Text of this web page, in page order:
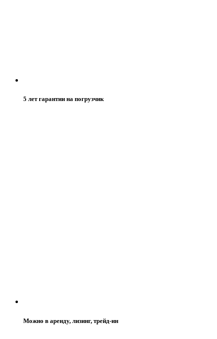
5 лет гарантии на погрузчик
Можно в аренду, лизинг, трейд-ин